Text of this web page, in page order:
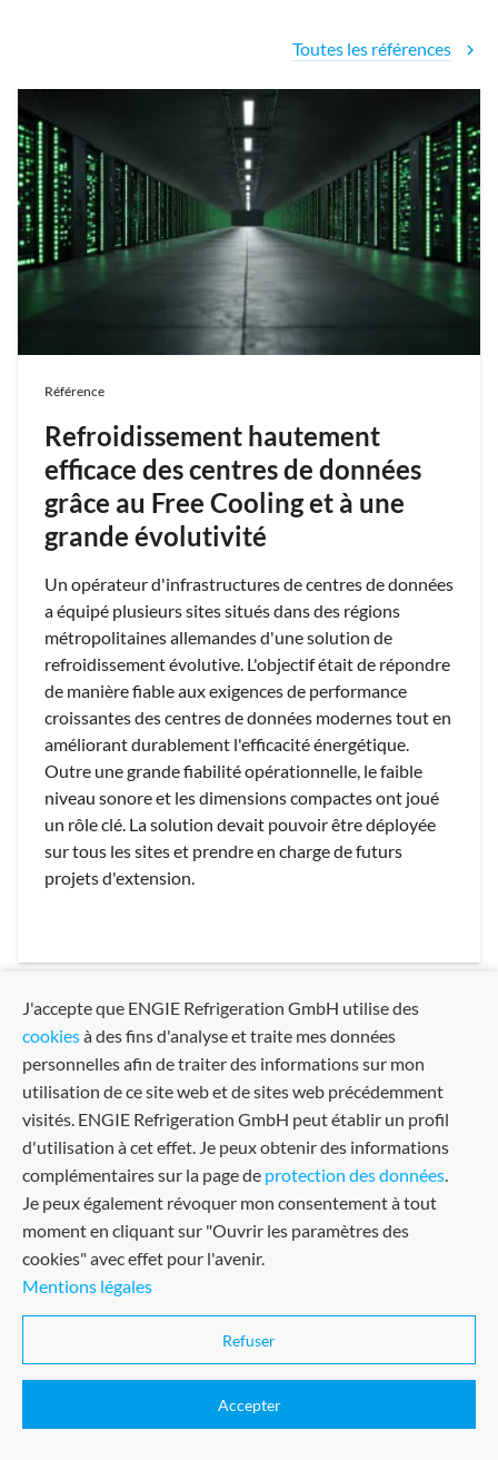
Toutes les références chevron_right
Référence
Refroidissement hautement
efficace des centres de données
grâce au Free Cooling et à une
grande évolutivité
Un opérateur d'infrastructures de centres de données
a équipé plusieurs sites situés dans des régions
métropolitaines allemandes d'une solution de
refroidissement évolutive. L'objectif était de répondre
de manière fiable aux exigences de performance
croissantes des centres de données modernes tout en
améliorant durablement l'efficacité énergétique.
Outre une grande fiabilité opérationnelle, le faible
niveau sonore et les dimensions compactes ont joué
un rôle clé. La solution devait pouvoir être déployée
sur tous les sites et prendre en charge de futurs
projets d'extension.
arrow_back
Conditions générales de vente
domaines
J'accepte que ENGIE Refrigeration GmbH utilise des
cookiesà des fins d'analyse et traite mes données
personnelles afin de traiter des informations sur mon
utilisation de ce site web et de sites web précédemment
visités. ENGIE Refrigeration GmbH peut établir un profil
d'utilisation à cet effet. Je peux obtenir des informations
complémentaires sur la page de protection des données.
Je peux également révoquer mon consentement à tout
moment en cliquant sur "Ouvrir les paramètres des
cookies" avec effet pour l'avenir.
Mentions légales
Refuser
Accepter